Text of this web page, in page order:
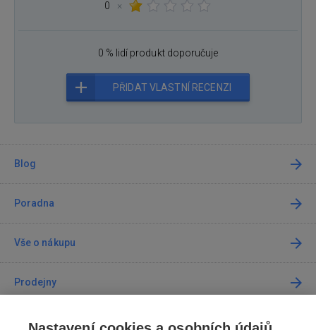
0
×
0 % lidí produkt doporučuje
PŘIDAT VLASTNÍ RECENZI
Blog
Poradna
Vše o nákupu
Prodejny
Kontakt